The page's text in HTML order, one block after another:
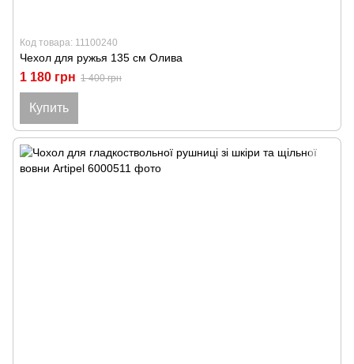
Код товара: 11100240
Чехол для ружья 135 см Олива
1 180 грн 1 400 грн
Купить